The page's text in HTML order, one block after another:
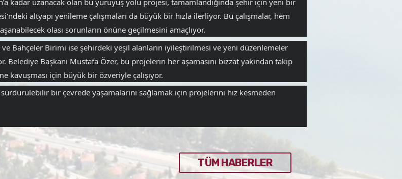
kadar uzanacak olan bu yürüyüş yolu projesi, tamamlandığında şehir için yeni bir
altyapı yenileme çalışmaları da büyük bir hızla ilerliyor. Bu çalışmalar, hem
olası sorunların önüne geçilmesini amaçlıyor.
ve Bahçeler Birimi ise şehirdeki yeşil alanların iyileştirilmesi ve yeni düzenlemeler
Belediye Başkanı Mustafa Özer, bu projelerin her aşamasını bizzat yakından takip
için büyük bir özveriyle çalışıyor.
bir çevrede yaşamalarını sağlamak için projelerini hız kesmeden
TÜM HABERLER